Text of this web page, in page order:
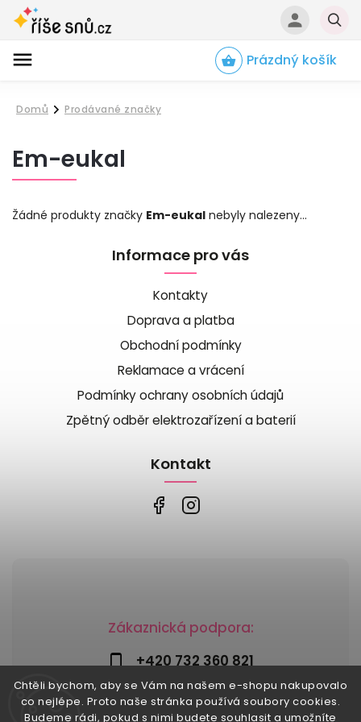
Chtěli bychom, aby se Vám na našem e-shopu nakupovalo
co nejlépe. Proto naše stránka používá soubory cookies.
Budeme rádi, pokud s nimi budete souhlasit a umožníte
Prázdný košík
Domů
/
Prodávané značky
Em-eukal
Žádné produkty značky Em-eukal nebyly nalezeny...
Zákaznická podpora:
+420 732 360 821
info@risesnu.cz
Informace pro vás
Kontakty
Doprava a platba
Obchodní podmínky
Reklamace a vrácení
Podmínky ochrany osobních údajů
Zpětný odběr elektrozařízení a baterií
Kontakt